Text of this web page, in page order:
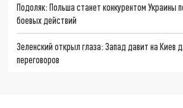
Подоляк: Польша станет конкурентом Украины
боевых действий
Зеленский открыл глаза: Запад давит на Киев
переговоров